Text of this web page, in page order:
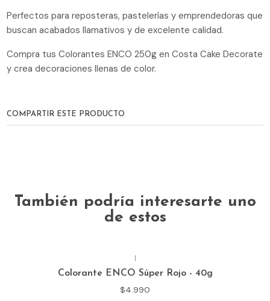
Perfectos para reposteras, pastelerías y emprendedoras que
buscan acabados llamativos y de excelente calidad.
Compra tus Colorantes ENCO 250g en Costa Cake Decorate
y crea decoraciones llenas de color.
COMPARTIR ESTE PRODUCTO
También podría interesarte uno
de estos
|
Colorante ENCO Súper Rojo - 40g
$4.990